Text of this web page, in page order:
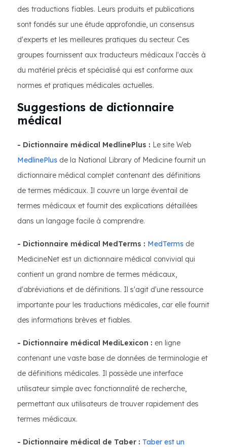
des traductions fiables. Leurs produits et publications
sont fondés sur une étude approfondie, un consensus
d'experts et les meilleures pratiques du secteur. Ces
groupes fournissent aux traducteurs médicaux l'accès à
du matériel précis et spécialisé qui est conforme aux
normes et pratiques médicales actuelles.
Suggestions de dictionnaire
médical
- Dictionnaire médical MedlinePlus : Le site Web
MedlinePlus de la National Library of Medicine fournit un
dictionnaire médical complet contenant des définitions
de termes médicaux. Il couvre un large éventail de
termes médicaux et fournit des explications détaillées
dans un langage facile à comprendre.
- Dictionnaire médical MedTerms : MedTerms de
MedicineNet est un dictionnaire médical convivial qui
contient un grand nombre de termes médicaux,
d'abréviations et de définitions. Il s'agit d'une ressource
importante pour les traductions médicales, car elle fournit
des informations brèves et fiables.
- Dictionnaire médical MediLexicon : en ligne
contenant une vaste base de données de terminologie et
de définitions médicales. Il possède une interface
utilisateur simple avec fonctionnalité de recherche,
permettant aux utilisateurs de trouver rapidement des
termes médicaux.
- Dictionnaire médical de Taber : Taber est un